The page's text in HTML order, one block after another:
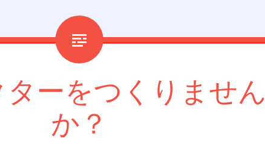
ーをつくりません
か？